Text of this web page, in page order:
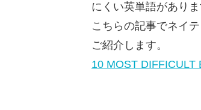
にくい英単語がありま
こちらの記事でネイ
ご紹介します。
10 MOST DIFFICULT